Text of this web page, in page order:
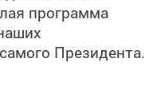
программа
Президента.